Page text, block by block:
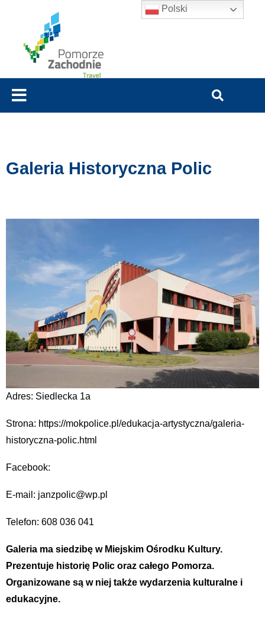
Galeria Historyczna Polic
Adres: Siedlecka 1a
Strona: https://mokpolice.pl/edukacja-artystyczna/galeria-
historyczna-polic.html
Facebook:
E-mail: janzpolic@wp.pl
Telefon: 608 036 041
Galeria ma siedzibę w Miejskim Ośrodku Kultury.
Prezentuje historię Polic oraz całego Pomorza.
Organizowane są w niej także wydarzenia kulturalne i
edukacyjne.
Polski